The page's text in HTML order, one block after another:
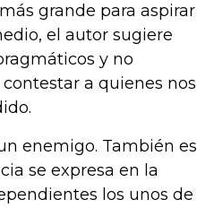
grande para aspirar
el autor sugiere
y no
a quienes nos
enemigo. También es
se expresa en la
los unos de